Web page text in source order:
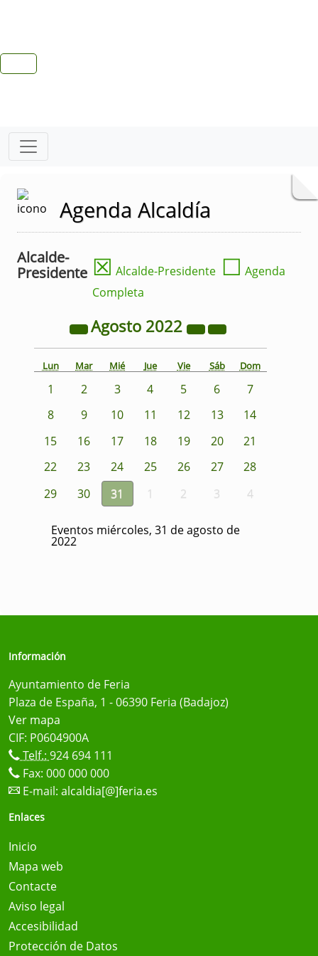
Agenda Alcaldía
Alcalde-
Presidente ☒ Alcalde-Presidente ☐ Agenda
Completa
Agosto 2022
Lun Mar Mié Jue Vie Sáb Dom
1 2 3 4 5 6
7
8
9 10 11 12 13
14
15
16 17 18 19 20
21
22
23 24 25 26 27
28
29
30 31 1 2 3 4
Eventos miércoles, 31 de agosto de
2022
Información
Ayuntamiento de Feria
Plaza de España, 1 - 06390 Feria (Badajoz)
Ver mapa
CIF: P0604900A
Telf.: 924 694 111
Fax: 000 000 000
E-mail: alcaldia[@]feria.es
Enlaces
Inicio
Mapa web
Contacte
Aviso legal
Accesibilidad
Protección de Datos